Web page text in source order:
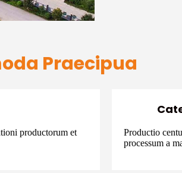
Praecipua
productorum et
Productio
processum a